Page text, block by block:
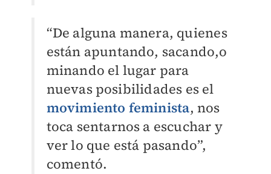
“De alguna manera, quienes
están apuntando, sacando,o
minando el lugar para
nuevas posibilidades es el
movimiento feminista, nos
toca sentarnos a escuchar y
ver lo que está pasando”,
comentó.